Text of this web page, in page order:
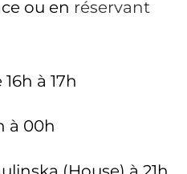
ou en réservant
16h à 17h
à 00h